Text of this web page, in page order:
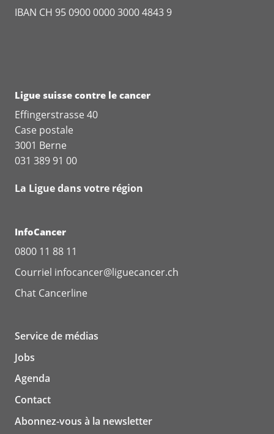
IBAN CH 95 0900 0000 3000 4843 9
Ligue suisse contre le cancer
Effingerstrasse 40
Case postale
3001 Berne
031 389 91 00
La Ligue dans votre région
InfoCancer
0800 11 88 11
Courriel infocancer@liguecancer.ch
Chat Cancerline
Service de médias
Jobs
Agenda
Contact
Abonnez-vous à la newsletter